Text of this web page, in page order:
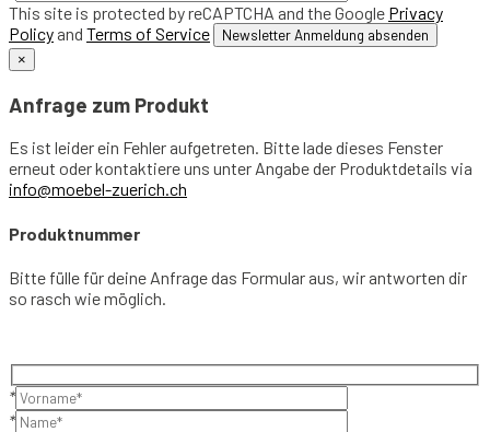
This site is protected by reCAPTCHA and the Google Privacy
Policy and Terms of Service
×
Anfrage zum Produkt
Es ist leider ein Fehler aufgetreten. Bitte lade dieses Fenster
erneut oder kontaktiere uns unter Angabe der Produktdetails via
info@moebel-zuerich.ch
Produktnummer
Bitte fülle für deine Anfrage das Formular aus, wir antworten dir
so rasch wie möglich.
*
*